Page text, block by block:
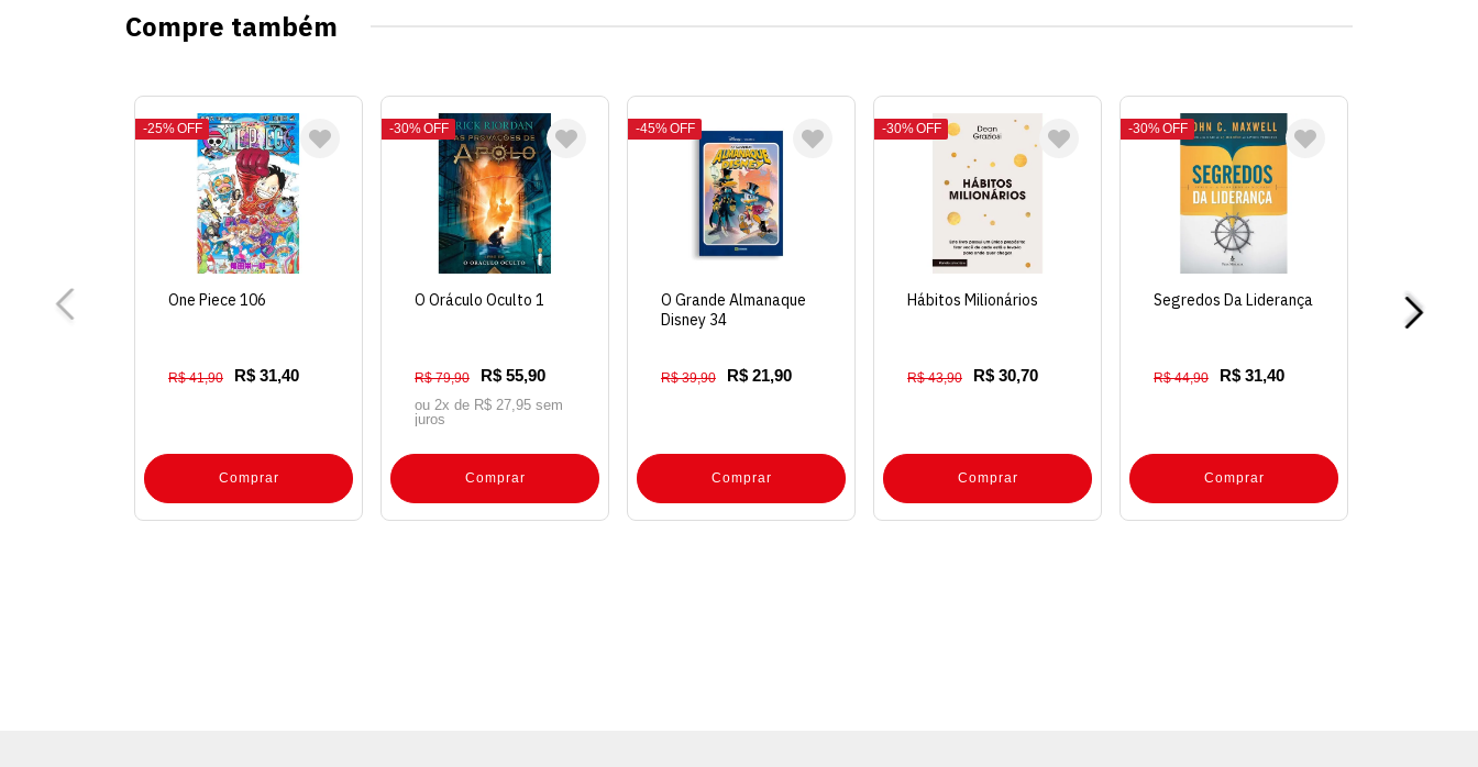
Compre também
25%OFF
One Piece 106
R$ 41,90 R$ 31,40
Comprar
30%OFF
O Oráculo Oculto 1
R$ 79,90 R$ 55,90
ou 2x de R$ 27,95 sem
juros
Comprar
45%OFF
O Grande Almanaque
Disney 34
R$ 39,90 R$ 21,90
Comprar
30%OFF
Hábitos Milionários
R$ 43,90 R$ 30,70
Comprar
30%OFF
Segredos Da Liderança
R$ 44,90 R$ 31,40
Comprar